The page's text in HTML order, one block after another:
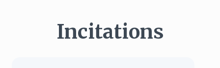
Incitations